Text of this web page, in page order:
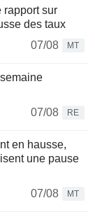
rapport sur
des taux
07/08
MT
07/08
RE
en hausse,
une pause
07/08
MT